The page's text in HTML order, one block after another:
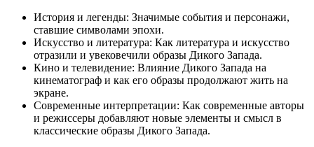
История и легенды: Значимые события и персонажи,
ставшие символами эпохи.
Искусство и литература: Как литература и искусство
отразили и увековечили образы Дикого Запада.
Кино и телевидение: Влияние Дикого Запада на
кинематограф и как его образы продолжают жить на
экране.
Современные интерпретации: Как современные авторы
и режиссеры добавляют новые элементы и смысл в
классические образы Дикого Запада.